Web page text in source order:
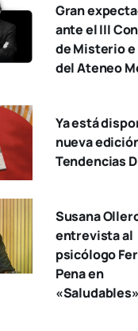
Gran
ante el III
de Misterio
del Ateneo
Ya está
nueva
Tendencias
Susana
entrevista al
psicólogo
Pena en
«Saludables»